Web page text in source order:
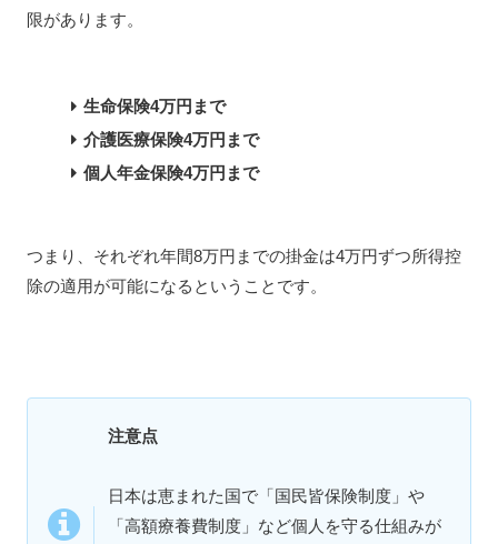
限があります。
生命保険4万円まで
介護医療保険4万円まで
個人年金保険4万円まで
つまり、それぞれ年間8万円までの掛金は4万円ずつ所得控
除の適用が可能になるということです。
注意点
日本は恵まれた国で「国民皆保険制度」や
「高額療養費制度」など個人を守る仕組みが